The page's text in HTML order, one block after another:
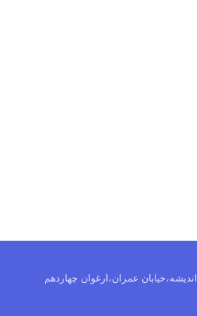
تهران،شهر جدید اندیشه،فاز1اندیشه،خیابان عمران،ارغوان چهاردهم